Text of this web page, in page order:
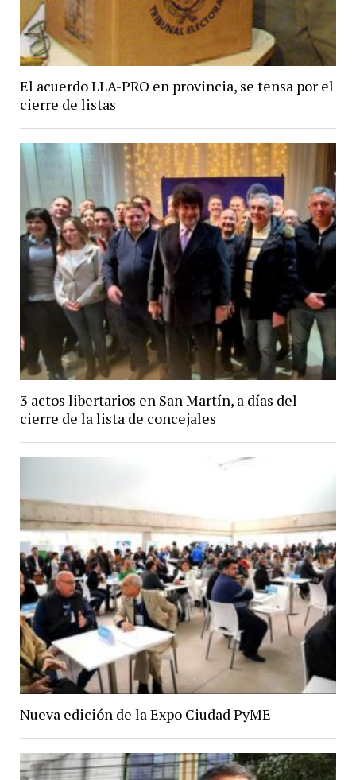
El acuerdo LLA-PRO en provincia, se tensa por el
cierre de listas
3 actos libertarios en San Martín, a días del
cierre de la lista de concejales
Nueva edición de la Expo Ciudad PyME